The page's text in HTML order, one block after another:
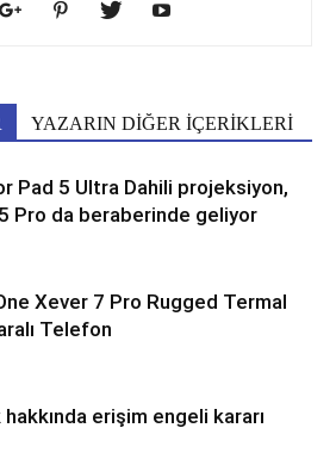
YAZARIN DİĞER İÇERİKLERİ
Pad 5 Ultra Dahili projeksiyon,
Pro da beraberinde geliyor
Xever 7 Pro Rugged Termal
Telefon
hakkında erişim engeli kararı